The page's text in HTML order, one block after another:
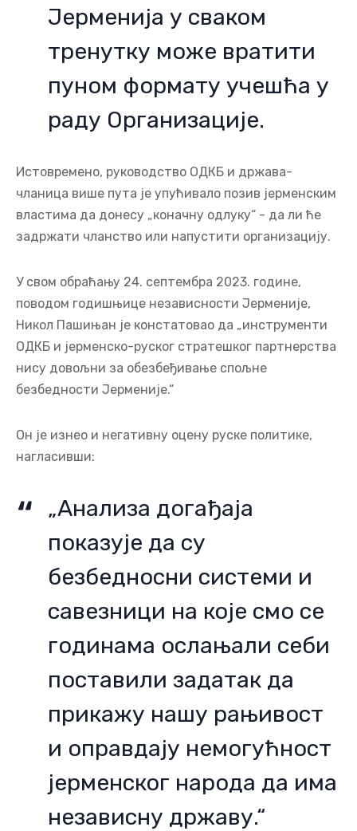
Јерменија у сваком
тренутку може вратити
пуном формату учешћа у
раду Организације.
Истовремено, руководство ОДКБ и држава-
чланица више пута је упућивало позив јерменским
властима да донесу „коначну одлуку“ - да ли ће
задржати чланство или напустити организацију.
У свом обраћању 24. септембра 2023. године,
поводом годишњице независности Јерменије,
Никол Пашињан је констатовао да „инструменти
ОДКБ и јерменско-руског стратешког партнерства
нису довољни за обезбеђивање спољне
безбедности Јерменије.“
Он је изнео и негативну оцену руске политике,
нагласивши:
„Анализа догађаја
показује да су
безбедносни системи и
савезници на које смо се
годинама ослањали себи
поставили задатак да
прикажу нашу рањивост
и оправдају немогућност
јерменског народа да има
независну државу.“